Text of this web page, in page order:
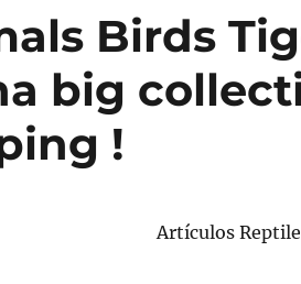
Birds
big
!
Artículos